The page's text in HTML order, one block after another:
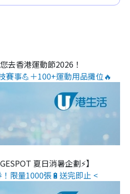
去香港運動節2026！
賽事💪＋100+運動用品攤位🔥
夏日消暑企劃⚡】
限量1000張🔋送完即止 <